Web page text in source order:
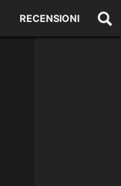
RECENSIONI